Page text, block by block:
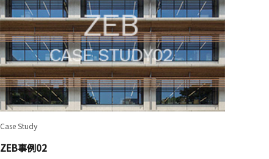
Case Study
ZEB事例02